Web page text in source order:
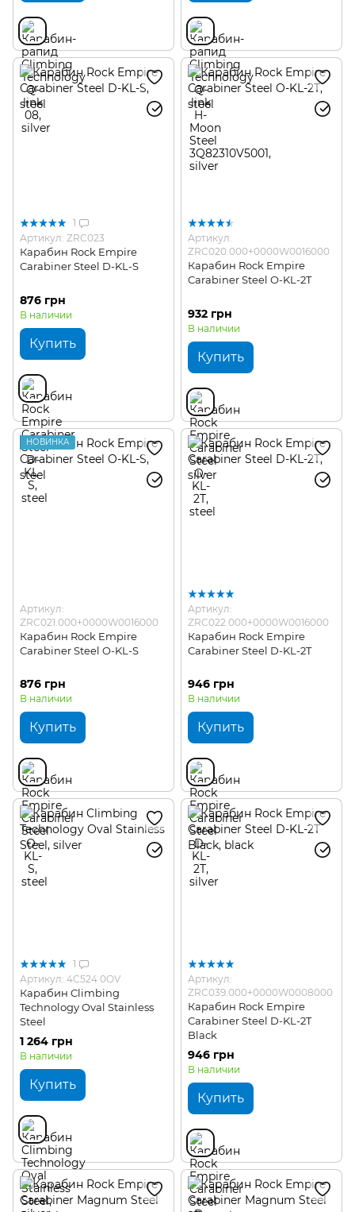
1
Артикул: ZRC023
Карабин Rock Empire
Carabiner Steel D-KL-S
876 грн
В наличии
Купить
Артикул:
ZRC020.000+0000W0016000
Карабин Rock Empire
Carabiner Steel O-KL-2T
932 грн
В наличии
Купить
НОВИНКА
Артикул:
ZRC021.000+0000W0016000
Карабин Rock Empire
Carabiner Steel O-KL-S
876 грн
В наличии
Купить
Артикул:
ZRC022.000+0000W0016000
Карабин Rock Empire
Carabiner Steel D-KL-2T
946 грн
В наличии
Купить
1
Артикул: 4C524 0OV
Карабин Climbing
Technology Oval Stainless
Steel
1 264 грн
В наличии
Купить
Артикул:
ZRC039.000+0000W0008000
Карабин Rock Empire
Carabiner Steel D-KL-2T
Black
946 грн
В наличии
Купить